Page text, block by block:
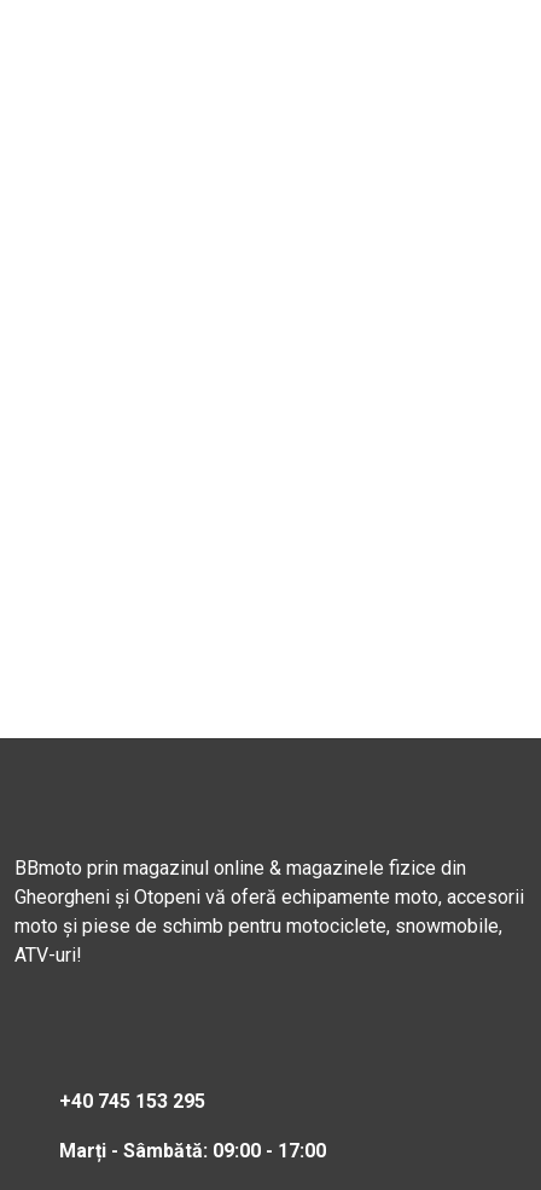
BBmoto prin magazinul online & magazinele fizice din
Gheorgheni și Otopeni vă oferă echipamente moto, accesorii
moto și piese de schimb pentru motociclete, snowmobile,
ATV-uri!
+40 745 153 295
Marți - Sâmbătă: 09:00 - 17:00